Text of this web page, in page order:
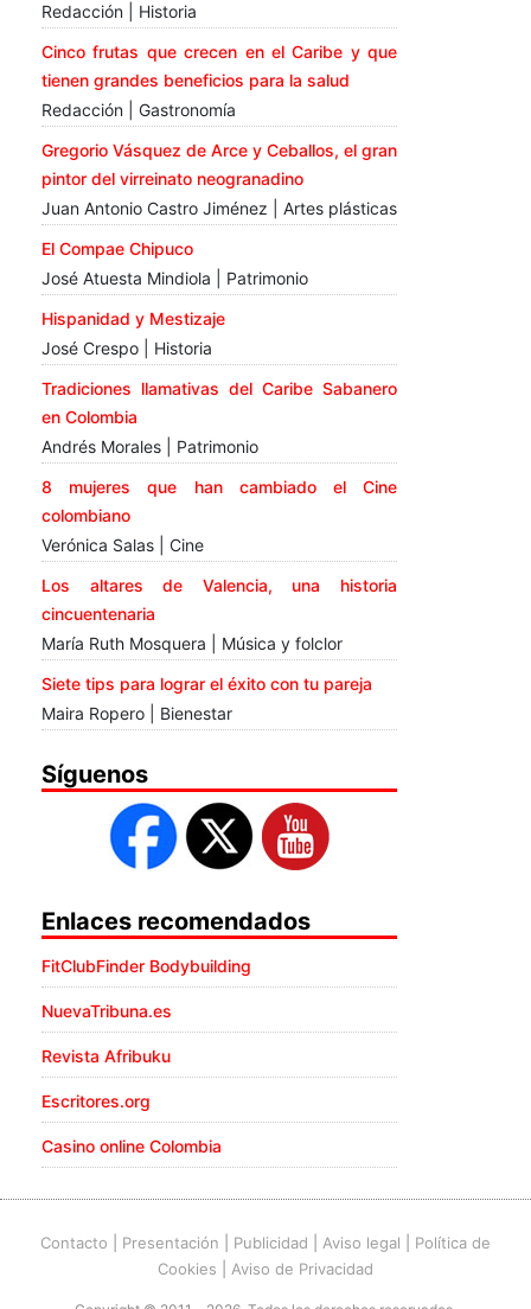
Redacción | Historia
Cinco frutas que crecen en el Caribe y que
tienen grandes beneficios para la salud
Redacción | Gastronomía
Gregorio Vásquez de Arce y Ceballos, el gran
pintor del virreinato neogranadino
Juan Antonio Castro Jiménez | Artes plásticas
El Compae Chipuco
José Atuesta Mindiola | Patrimonio
Hispanidad y Mestizaje
José Crespo | Historia
Tradiciones llamativas del Caribe Sabanero
en Colombia
Andrés Morales | Patrimonio
8 mujeres que han cambiado el Cine
colombiano
Verónica Salas | Cine
Los altares de Valencia, una historia
cincuentenaria
María Ruth Mosquera | Música y folclor
Siete tips para lograr el éxito con tu pareja
Maira Ropero | Bienestar
Síguenos
Enlaces recomendados
FitClubFinder Bodybuilding
NuevaTribuna.es
Revista Afribuku
Escritores.org
Casino online Colombia
Contacto Presentación Publicidad Aviso legal
Política de
Cookies
Aviso de Privacidad